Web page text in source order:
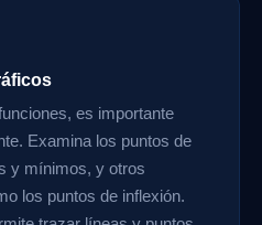
es importante
Examina los puntos de
y mínimos, y otros
los puntos de inflexión.